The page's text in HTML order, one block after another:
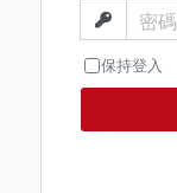
密碼
保持登入